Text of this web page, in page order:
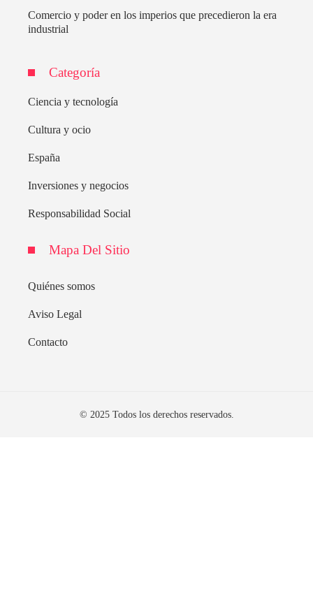
Comercio y poder en los imperios que precedieron la era
industrial
Categoría
Ciencia y tecnología
Cultura y ocio
España
Inversiones y negocios
Responsabilidad Social
Mapa Del Sitio
Quiénes somos
Aviso Legal
Contacto
© 2025 Todos los derechos reservados.